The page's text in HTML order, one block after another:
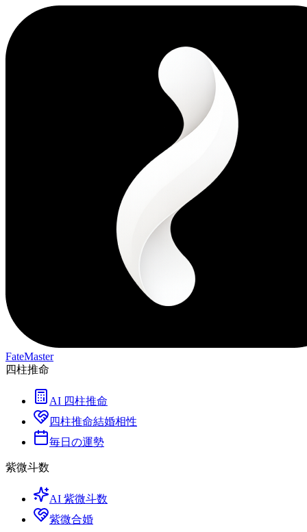
FateMaster
四柱推命
AI 四柱推命
四柱推命結婚相性
毎日の運勢
紫微斗数
AI 紫微斗数
紫微合婚